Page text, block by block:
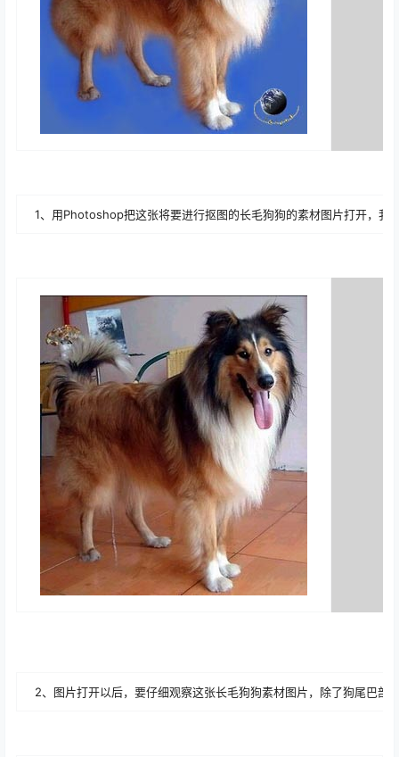
1、用Photoshop把这张将要进行抠图的长毛狗狗的素材图片打开，我
2、图片打开以后，要仔细观察这张长毛狗狗素材图片，除了狗尾巴